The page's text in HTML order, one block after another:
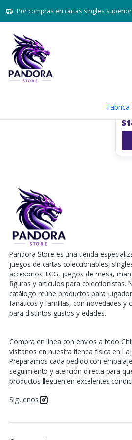
Por compras en cartas singles
LANZADORES
Pandora Store es una tienda
juegos de cartas coleccionables,
accesorios TCG, juegos de mesa,
figuras y artículos para coleccionistas.
catálogo reúne productos para
fanáticos y familias, con novedades y
para distintos gustos y edades.
Compra en línea con envíos a todo
visítanos en nuestra tienda física en
Preparamos cada pedido con
seguimiento y atención directa para
productos lleguen en excelentes
Síguenos